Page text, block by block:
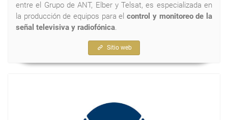
entre el Grupo de ANT, Elber y Telsat, es especializada en
la producción de equipos para elcontrol y monitoreo de la
señal televisiva y radiofónica.
Sitio web